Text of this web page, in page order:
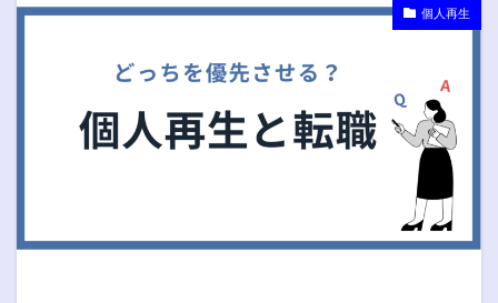
個人再生